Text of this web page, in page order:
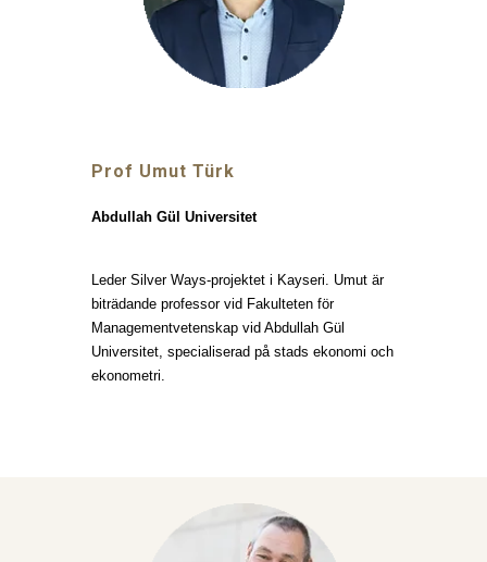
Prof Umut Türk
Abdullah Gül Universitet
Leder Silver Ways-projektet i Kayseri. Umut är
biträdande professor vid Fakulteten för
Managementvetenskap vid Abdullah Gül
Universitet, specialiserad på stads ekonomi och
ekonometri.